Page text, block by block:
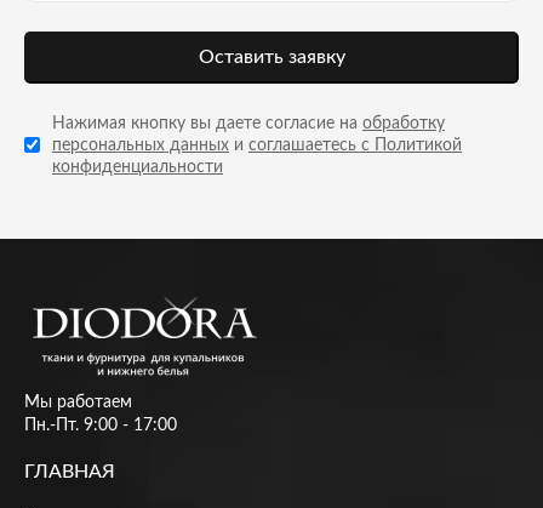
Оставить заявку
Нажимая кнопку вы даете согласие на обработку
персональных данных и соглашаетесь с Политикой
конфиденциальности
Мы работаем
Пн.-Пт. 9:00 - 17:00
ГЛАВНАЯ